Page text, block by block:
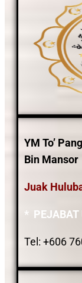
YM To’
Bin Mansor
Juak
* PEJABAT
Tel: +606